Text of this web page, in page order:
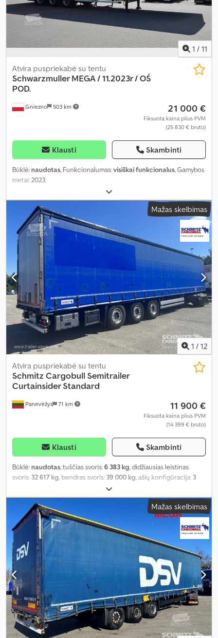
1 / 11
Gniezno 503 km
Atvira puspriekabė su tentu
Schwarzmuller MEGA / 11.2023r / OŚ
POD.
21 000 €
Fiksuota kaina plius PVM
(25 830 € bruto)
Klausti Skambinti
Būklė: naudotas, Funkcionalumas:visiškai funkcionalus, Gamybos
metai:2023,
Mažas skelbimas
1 / 12
Panevėžys 71 km
Atvira puspriekabė su tentu
Schmitz Cargobull Semitrailer
Curtainsider Standard
11 900 €
Fiksuota kaina plius PVM
(14 399 € bruto)
Klausti Skambinti
Būklė: naudotas, tuščias svoris:6 383 kg, didžiausias leistinas
svoris: 32 617 kg, bendras svoris: 39 000 kg, ašių konfigūracija: 3
09/2020, krovimo vietos ilgis:
krovinių skyriaus plotis:2 480 mm, pakaba:oras, padangos dydis:
385/65 R22,5, ratų bazė: , Gamybos metai:2020, Įranga:
ABS,
Mažas skelbimas